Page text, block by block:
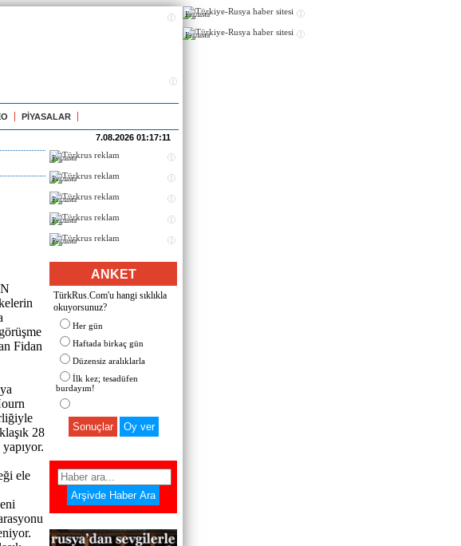
PİYASALAR
7.08.2026 01:17:11
Fidan
28
ele
Реклама
Реклама
Реклама
Реклама
Реклама
ANKET
TürkRus.Com'u hangi sıklıkla
okuyorsunuz?
Her gün
Haftada birkaç gün
Düzensiz aralıklarla
İlk kez; tesadüfen
burdayım!
Sonuçlar
Реклама
Реклама